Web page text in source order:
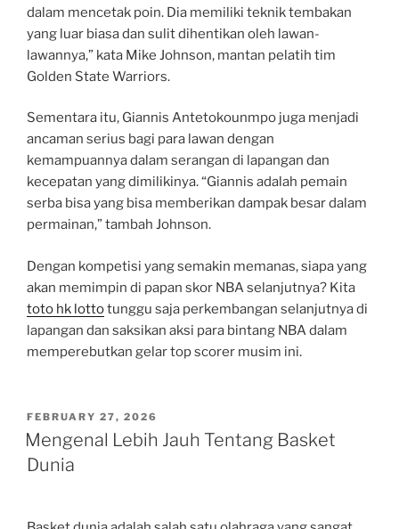
dalam mencetak poin. Dia memiliki teknik tembakan
yang luar biasa dan sulit dihentikan oleh lawan-
lawannya,” kata Mike Johnson, mantan pelatih tim
Golden State Warriors.
Sementara itu, Giannis Antetokounmpo juga menjadi
ancaman serius bagi para lawan dengan
kemampuannya dalam serangan di lapangan dan
kecepatan yang dimilikinya. “Giannis adalah pemain
serba bisa yang bisa memberikan dampak besar dalam
permainan,” tambah Johnson.
Dengan kompetisi yang semakin memanas, siapa yang
akan memimpin di papan skor NBA selanjutnya? Kita
toto hk lottotunggu saja perkembangan selanjutnya di
lapangan dan saksikan aksi para bintang NBA dalam
memperebutkan gelar top scorer musim ini.
POSTED
ON
FEBRUARY 27, 2026
Mengenal Lebih Jauh Tentang Basket
Dunia